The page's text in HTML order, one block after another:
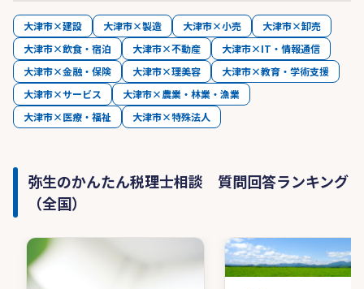
大津市×建設 大津市×製造 大津市×小売
大津市×卸売
大津市×飲食・宿泊
大津市×不動産
大津市×IT・情報通信
大津市×金融・保険
大津市×理美容
大津市×教育・学術支援
大津市×サービス
大津市×農業・林業・漁業
大津市×医療・福祉
大津市×特殊法人
弥生のかんたん税理士相談 質問回答ランキング
（全国）